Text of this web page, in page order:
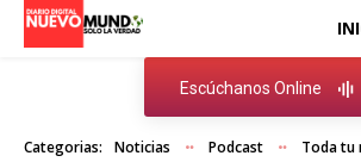
Escúchanos Online
Categorias: Noticias Podcast Toda tu